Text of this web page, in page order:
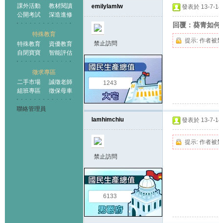
課外活動
教材閱讀
公開考試
深造進修
特殊教育
特殊教育
資優教育
自閉寶寶
智能評估
徵求專區
二手市場
誠徵老師
組班專區
徵保母車
聯絡管理員
emilylamlw
禁止訪問
1243
發表於 13-7-
回覆：葵青如
提示: 作者被
lamhimchiu
禁止訪問
6133
發表於 13-7-
提示: 作者被